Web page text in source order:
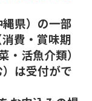
県）の一部
費・賞味期
活魚介類）
は受付がで